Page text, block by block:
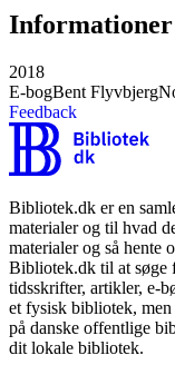
Informationer
2018
E-bogBent Flyvbjerg
Feedback
Bibliotek.dk er en
materialer og til hvad
materialer og så hente
Bibliotek.dk til at søge
tidsskrifter, artikler, e-
et fysisk bibliotek, men
på danske offentlige
dit lokale bibliotek.